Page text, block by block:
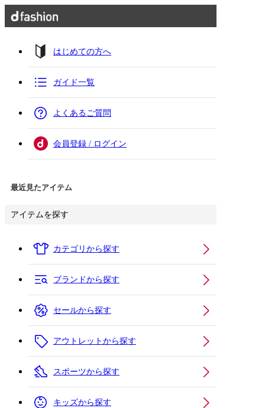
はじめての方へ
ガイド一覧
よくあるご質問
会員登録 / ログイン
最近見たアイテム
アイテムを探す
カテゴリから探す
ブランドから探す
セールから探す
アウトレットから探す
スポーツから探す
キッズから探す